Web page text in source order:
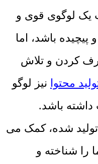
یک لوگوی قوی و
باشد، اما
کردن و تلاش
محتوا نیز لوگو
باشد.
تولید شده، کمک می
را شناخته و